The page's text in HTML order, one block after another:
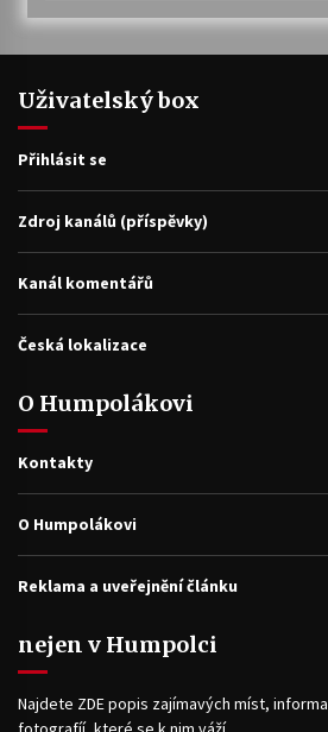
Uživatelský box
Přihlásit se
Zdroj kanálů (příspěvky)
Kanál komentářů
Česká lokalizace
O Humpolákovi
Kontakty
O Humpolákovi
Reklama a uveřejnění článku
nejen v Humpolci
Najdete ZDE popis zajímavých míst,